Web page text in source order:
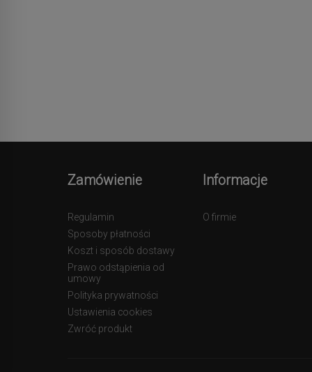
Zamówienie
Regulamin
Sposoby płatności
Koszt i sposób dostawy
Prawo odstąpienia od
umowy
Polityka prywatności
Ustawienia cookies
Zwróć produkt
Informacje
O firmie